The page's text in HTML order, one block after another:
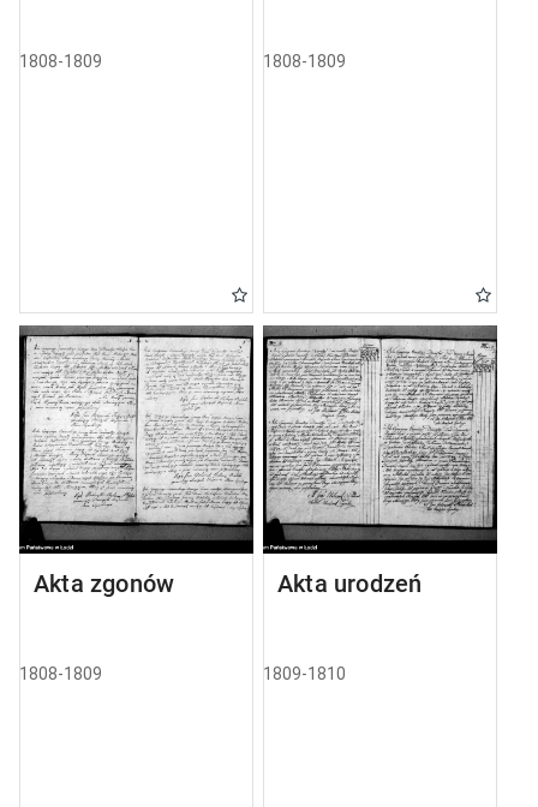
1808-1809 1808-1809
Akta zgonów
1808-1809
Akta urodzeń
1809-1810